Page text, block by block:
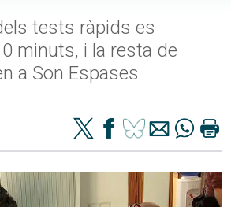
tests ràpids es
minuts, i la resta de
a Son Espases